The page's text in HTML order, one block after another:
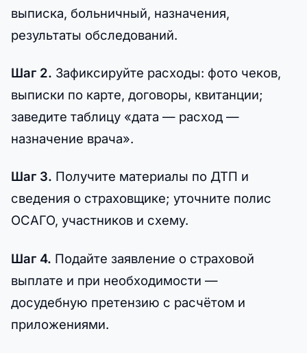
выписка, больничный, назначения,
результаты обследований.
Шаг 2. Зафиксируйте расходы: фото чеков,
выписки по карте, договоры, квитанции;
заведите таблицу «дата — расход —
назначение врача».
Шаг 3. Получите материалы по ДТП и
сведения о страховщике; уточните полис
ОСАГО, участников и схему.
Шаг 4. Подайте заявление о страховой
выплате и при необходимости —
досудебную претензию с расчётом и
приложениями.